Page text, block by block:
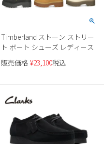
Timberland ストーン ストリー
ト ボート シューズ レディース
販売価格 ¥23,100税込